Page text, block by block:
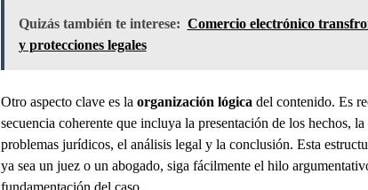
Quizás también te interese: Comercio electrónico
y protecciones legales
Otro aspecto clave es la organización lógica del contenido. Es
secuencia coherente que incluya la presentación de los hechos,
problemas jurídicos, el análisis legal y la conclusión. Esta
ya sea un juez o un abogado, siga fácilmente el hilo
fundamentación del caso.